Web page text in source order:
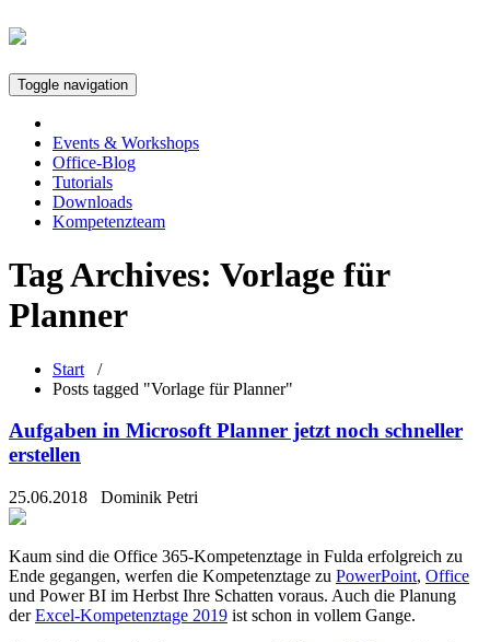
Toggle navigation
Events & Workshops
Office-Blog
Tutorials
Downloads
Kompetenzteam
Tag Archives: Vorlage für
Planner
Start /
Posts tagged "Vorlage für Planner"
Aufgaben in Microsoft Planner jetzt noch schneller
erstellen
25.06.2018 Dominik Petri
Kaum sind die Office 365-Kompetenztage in Fulda erfolgreich zu
Ende gegangen, werfen die Kompetenztage zu PowerPoint, Office
und Power BI im Herbst Ihre Schatten voraus. Auch die Planung
derExcel-Kompetenztage 2019 ist schon in vollem Gange.